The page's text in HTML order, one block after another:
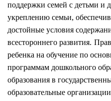
поддержки семей с детьми и
укреплению семьи,
достойные условия
всестороннего развития.
ребенка на обучение по
программам дошкольного
образования в
образовательные